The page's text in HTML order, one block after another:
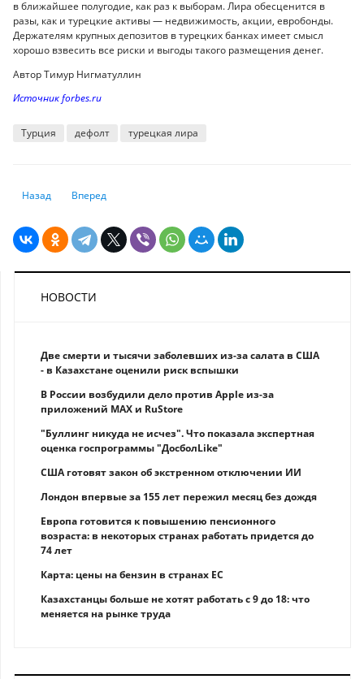
в ближайшее полугодие, как раз к выборам. Лира обесценится в
разы, как и турецкие активы — недвижимость, акции, евробонды.
Держателям крупных депозитов в турецких банках имеет смысл
хорошо взвесить все риски и выгоды такого размещения денег.
Автор Тимур Нигматуллин
Источник forbes.ru
Турция дефолт турецкая лира
Предыдущий: ВПП и Всемирный банк договорились усилить защиту
Назад Следующий: Эксперты считают, что цены на газ в
Вперед
НОВОСТИ
Две смерти и тысячи заболевших из-за салата в США
- в Казахстане оценили риск вспышки
В России возбудили дело против Apple из-за
приложений MAX и RuStore
"Буллинг никуда не исчез". Что показала экспертная
оценка госпрограммы "ДосболLike"
США готовят закон об экстренном отключении ИИ
Лондон впервые за 155 лет пережил месяц без дождя
Европа готовится к повышению пенсионного
возраста: в некоторых странах работать придется до
74 лет
Карта: цены на бензин в странах ЕС
Казахстанцы больше не хотят работать с 9 до 18: что
меняется на рынке труда